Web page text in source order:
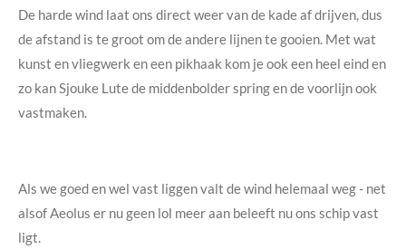
De harde wind laat ons direct weer van de kade af drijven, dus
de afstand is te groot om de andere lijnen te gooien. Met wat
kunst en vliegwerk en een pikhaak kom je ook een heel eind en
zo kan Sjouke Lute de middenbolder spring en de voorlijn ook
vastmaken.
Als we goed en wel vast liggen valt de wind helemaal weg - net
alsof Aeolus er nu geen lol meer aan beleeft nu ons schip vast
ligt.